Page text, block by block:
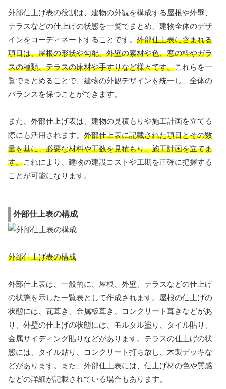
外部仕上げ表の役割は、建物の外観を構成する屋根や外壁、
テラスなどの仕上げの状態を一覧でまとめ、建物全体のデザ
インをコーディネートすることです。 外部仕上表に含まれる
項目は、屋根の形状や勾配、外壁の素材や色、窓の枠やガラ
スの種類、テラスの床材や手すりなど様々です。これらを一
覧でまとめることで、建物の外観デザインを統一し、全体の
バランスを保つことができます。
また、外部仕上げ表は、建物の見積もりや施工計画を立てる
際にも活用されます。 外部仕上表に記載された項目とその数
量を基に、必要な材料や工数を見積もり、施工計画を立てま
す。これにより、建物の建設コストや工期を正確に把握する
ことが可能になります。
外部仕上表の構成
外部仕上げ表の構成
外部仕上表は、一般的に、屋根、外壁、テラスなどの仕上げ
の状態を示した一覧表として作成されます。屋根の仕上げの
状態には、瓦葺き、金属板葺き、コンクリート葺きなどがあ
り、外壁の仕上げの状態には、モルタル塗り、タイル貼り、
金属サイディング貼りなどがあります。テラスの仕上げの状
態には、タイル貼り、コンクリート打ち放し、木製デッキな
どがあります。また、外部仕上表には、仕上げ材の色や質感
などの詳細が記載されている場合もあります。